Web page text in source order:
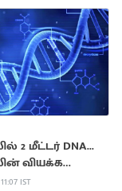
2 மீட்டர் DNA...
வியக்க
IST